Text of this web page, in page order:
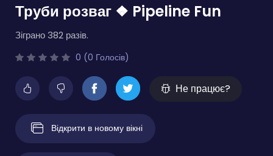
Труби розваг ❖ Pipeline Fun
Зіграно 382 разів.
0 (0 Голосів)
Не працює?
Відкрити в новому вікні